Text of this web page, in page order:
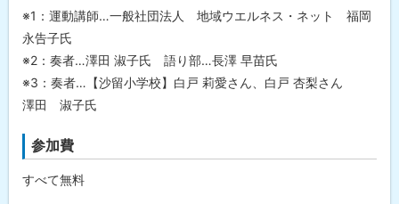
※1：運動講師…一般社団法人 地域ウエルネス・ネット 福岡
永告子氏
※2：奏者…澤田 淑子氏 語り部…長澤 早苗氏
※3：奏者…【沙留小学校】白戸 莉愛さん、白戸 杏梨さん
澤田 淑子氏
参加費
すべて無料